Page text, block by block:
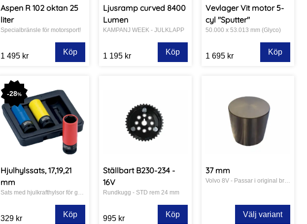
Aspen R 102 oktan 25
liter
Specialbränsle för motorsport!
1 495 kr Köp
Ljusramp curved 8400
Lumen
KAMPANJ WEEK - JULKLAPP
1 195 kr Köp
Vevlager Vit motor 5-
cyl "Sputter"
50.000 x 53.013 mm (Glyco)
1 695 kr Köp
-28%
Hjulhylssats, 17,19,21
mm
329 kr Köp
Ställbart B230-234 -
16V
Rundkugg - STD rem 24 mm
995 kr Köp
37 mm
Välj variant